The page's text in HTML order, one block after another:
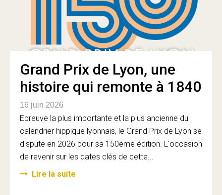
Grand Prix de Lyon, une
histoire qui remonte à 1840
16 juin 2026
Epreuve la plus importante et la plus ancienne du
calendrier hippique lyonnais, le Grand Prix de Lyon se
dispute en 2026 pour sa 150ème édition. L'occasion
de revenir sur les dates clés de cette...
Lire la suite